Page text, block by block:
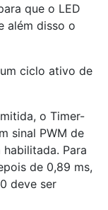
que o LED
além disso o
ciclo ativo de
o Timer-
sinal PWM de
Para
de 0,89 ms,
deve ser